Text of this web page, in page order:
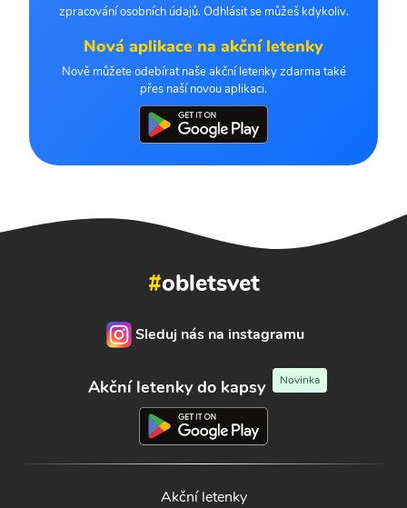
zpracování osobních údajů. Odhlásit se můžeš kdykoliv.
Nová aplikace na akční letenky
Nově můžete odebírat naše akční letenky zdarma také
přes naší novou aplikaci.
#obletsvet
Sleduj nás na instagramu
Akční letenky do kapsy Novinka
Akční letenky